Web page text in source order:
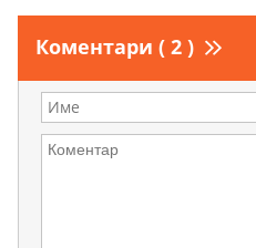
Коментари ( 2 )